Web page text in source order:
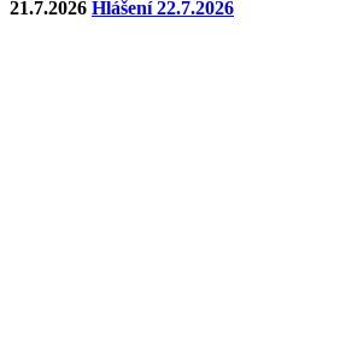
21.7.2026 Hlášení 22.7.2026